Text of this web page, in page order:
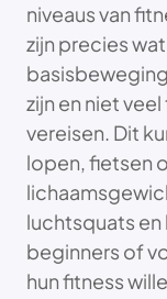
niveaus van
zijn precies
zijn en niet
vereisen. Dit
lopen, fietsen
luchtsquats en
beginners of
hun fitness